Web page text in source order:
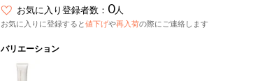
お気に入り登録者数： 0人
お気に入りに登録すると値下げや再入荷の際にご連絡します
バリエーション